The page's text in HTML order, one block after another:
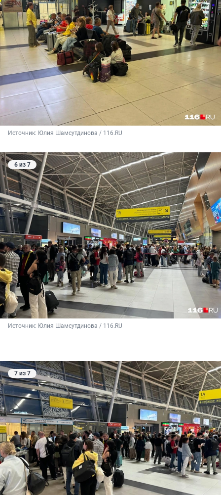
Источник: Юлия Шамсутдинова / 116.RU
6 из 7
Источник: Юлия Шамсутдинова / 116.RU
7 из 7